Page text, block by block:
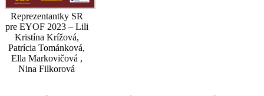
Reprezentantky SR
pre EYOF 2023 – Lili
Kristína Krížová,
Patrícia Tománková,
Ella Markovičová ,
Nina Filkorová